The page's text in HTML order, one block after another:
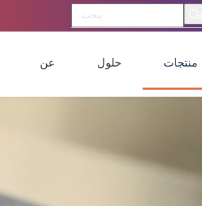
منتجات حلول عن